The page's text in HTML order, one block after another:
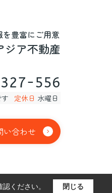
豊富にご用意
ア不動産
556
定休日 水曜日
い合わせ
認ください。 閉じる